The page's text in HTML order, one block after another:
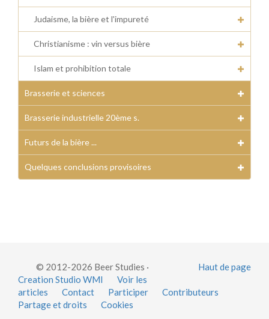
Judaisme, la bière et l'impureté
Christianisme : vin versus bière
Islam et prohibition totale
Brasserie et sciences
Brasserie industrielle 20ème s.
Futurs de la bière ...
Quelques conclusions provisoires
Haut de page
© 2012-2026 Beer Studies ·
Creation Studio WMI
Voir les
articles
Contact Participer
Contributeurs
Partage et droits
Cookies